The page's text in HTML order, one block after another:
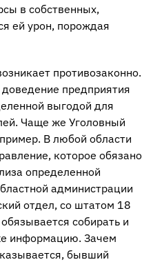
в собственных,
ей урон, порождая
противозаконно.
предприятия
выгодой для
Чаще же Уголовный
В любой области
которое обязано
определенной
администрации
отдел, со штатом 18
собирать и
информацию. Зачем
бывший